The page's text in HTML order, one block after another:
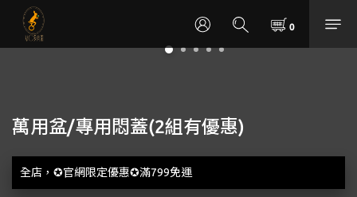
萬用盆/專用悶蓋(2組有優惠)
全店，✪官網限定優惠✪滿799免運